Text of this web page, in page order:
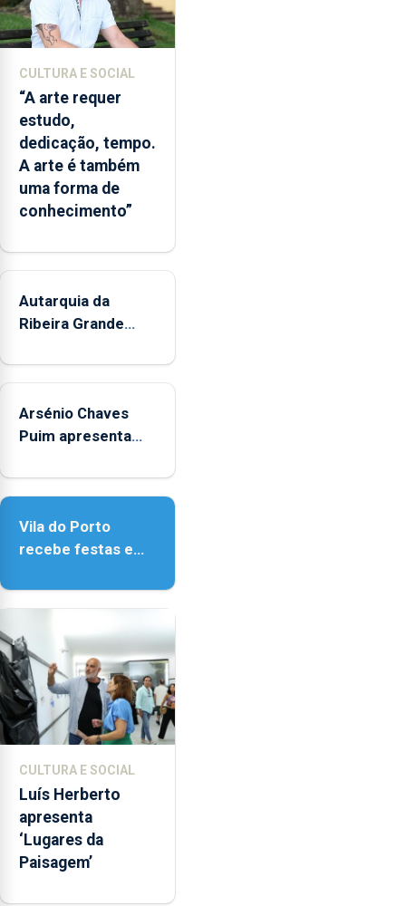
e
núcleos
integrados
na
Rede
Municipal
de
Museus
aos
durante
mês
de
entre
14h00
e
18h00.
CULTURA E SOCIAL
“A arte requer
estudo,
dedicação, tempo.
A arte é também
uma forma de
conhecimento”
Autarquia da
Ribeira Grande
"Museus no Verão"
Arsénio Chaves
Puim apresenta
de Vila do Porto
Vila do Porto
recebe festas em
Senhora da
CULTURA E SOCIAL
Luís Herberto
apresenta
‘Lugares da
Paisagem’